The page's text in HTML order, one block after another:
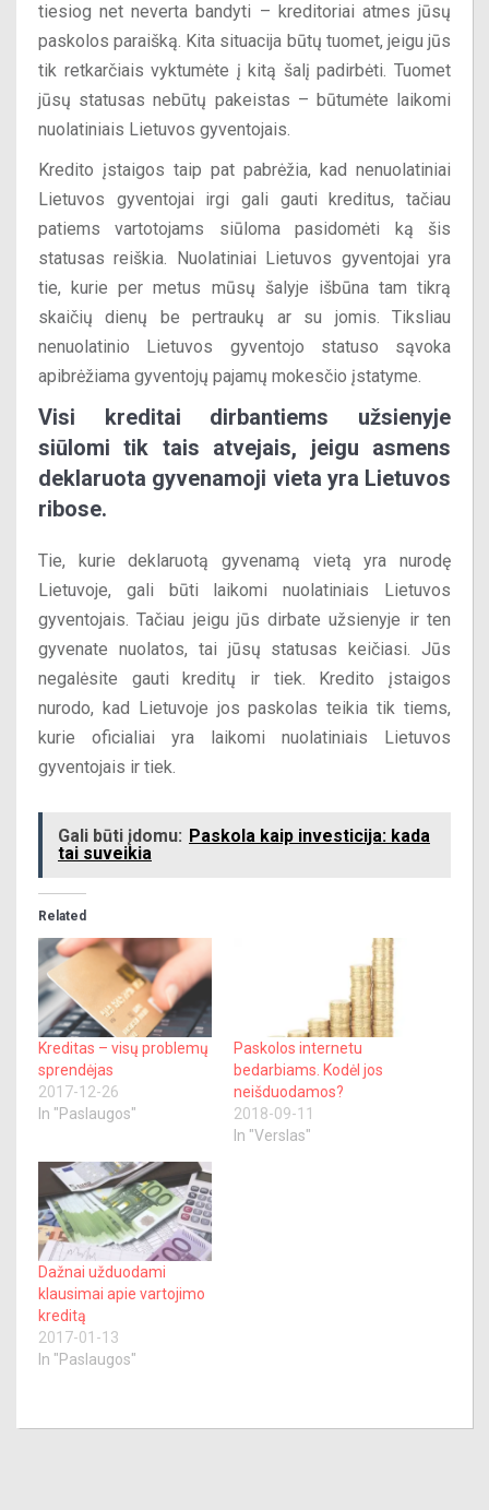
tiesiog net neverta bandyti – kreditoriai atmes jūsų
paskolos paraišką. Kita situacija būtų tuomet, jeigu jūs
tik retkarčiais vyktumėte į kitą šalį padirbėti. Tuomet
jūsų statusas nebūtų pakeistas – būtumėte laikomi
nuolatiniais Lietuvos gyventojais.
Kredito įstaigos taip pat pabrėžia, kad nenuolatiniai
Lietuvos gyventojai irgi gali gauti kreditus, tačiau
patiems vartotojams siūloma pasidomėti ką šis
statusas reiškia. Nuolatiniai Lietuvos gyventojai yra
tie, kurie per metus mūsų šalyje išbūna tam tikrą
skaičių dienų be pertraukų ar su jomis. Tiksliau
nenuolatinio Lietuvos gyventojo statuso sąvoka
apibrėžiama gyventojų pajamų mokesčio įstatyme.
Visi kreditai dirbantiems užsienyje
siūlomi tik tais atvejais, jeigu asmens
deklaruota gyvenamoji vieta yra Lietuvos
ribose.
Tie, kurie deklaruotą gyvenamą vietą yra nurodę
Lietuvoje, gali būti laikomi nuolatiniais Lietuvos
gyventojais. Tačiau jeigu jūs dirbate užsienyje ir ten
gyvenate nuolatos, tai jūsų statusas keičiasi. Jūs
negalėsite gauti kreditų ir tiek. Kredito įstaigos
nurodo, kad Lietuvoje jos paskolas teikia tik tiems,
kurie oficialiai yra laikomi nuolatiniais Lietuvos
gyventojais ir tiek.
Gali būti įdomu: Paskola kaip investicija: kada
tai suveikia
Related
Kreditas – visų problemų
sprendėjas
2017-12-26
In "Paslaugos"
Paskolos internetu
bedarbiams. Kodėl jos
neišduodamos?
2018-09-11
In "Verslas"
Dažnai užduodami
klausimai apie vartojimo
kreditą
2017-01-13
In "Paslaugos"